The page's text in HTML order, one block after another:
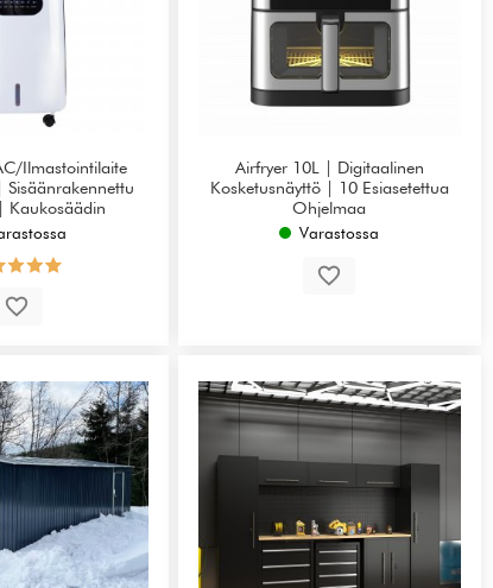
Ilmastointilaite
Kaukosäädin
Airfryer 10L | Digitaalinen
Kosketusnäyttö | 10 Esiasetettua
Ohjelmaa
Varastossa